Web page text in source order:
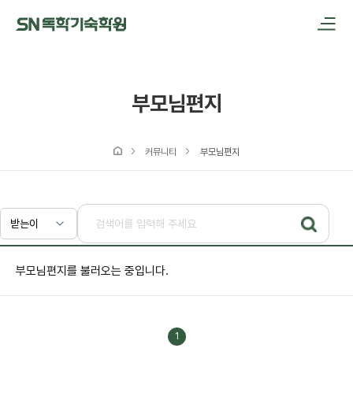
부모님편지
커뮤니티 부모님편지
부모님편지를 불러오는 중입니다.
1